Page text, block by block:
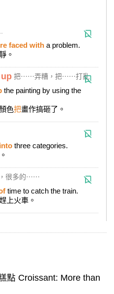
faced with a problem.
。
把⋯⋯弄糟，把⋯⋯打亂
the painting by using the
色把畫作搞砸了。
three categories.
很多的⋯⋯
time to catch the train.
上火車。
點 Croissant: More than